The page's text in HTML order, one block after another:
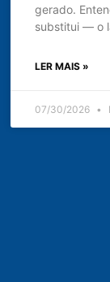
gerado.
substitui — o
LER MAIS »
07/30/2026